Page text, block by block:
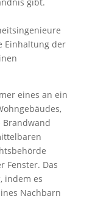
Einhaltung der
eines an ein
Brandwand
Fenster. Das
indem es
Nachbarn